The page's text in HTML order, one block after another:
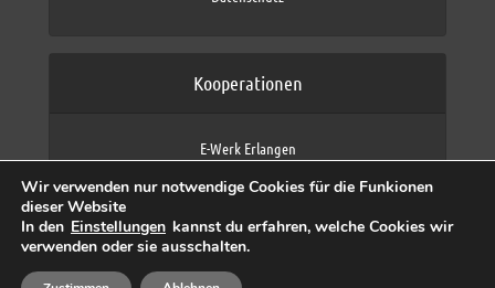
Kooperationen
E-Werk Erlangen
Fraunhofer IIS
max neo (AFK max)
Wir verwenden nur notwendige Cookies für die Funkionen
dieser Website
In den Einstellungen kannst du erfahren, welche Cookies wir
verwenden oder sie ausschalten.